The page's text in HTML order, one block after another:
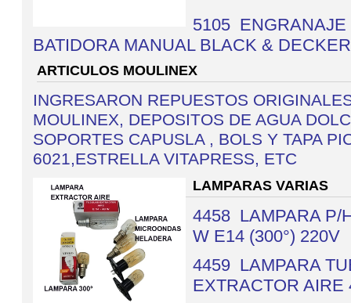
5105 ENGRANAJE
BATIDORA MANUAL BLACK &
ARTICULOS MOULINEX
INGRESARON REPUESTOS
MOULINEX, DEPOSITOS DE AGUA
SOPORTES CAPUSLA , BOLS Y TAPA
6021,ESTRELLA VITAPRESS, ETC
LAMPARAS VARIAS
4458 LAMPARA P/
W E14 (300°) 220V
4459 LAMPARA
EXTRACTOR AIRE